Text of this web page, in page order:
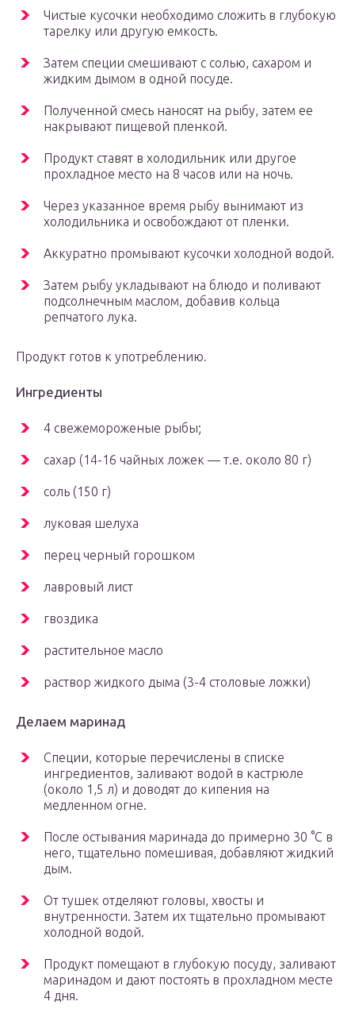
Чистые кусочки необходимо сложить в глубокую
тарелку или другую емкость.
Затем специи смешивают с солью, сахаром и
жидким дымом в одной посуде.
Полученной смесь наносят на рыбу, затем ее
накрывают пищевой пленкой.
Продукт ставят в холодильник или другое
прохладное место на 8 часов или на ночь.
Через указанное время рыбу вынимают из
холодильника и освобождают от пленки.
Аккуратно промывают кусочки холодной водой.
Затем рыбу укладывают на блюдо и поливают
подсолнечным маслом, добавив кольца
репчатого лука.
Продукт готов к употреблению.
Ингредиенты
4 свежемороженые рыбы;
сахар (14-16 чайных ложек — т.е. около 80 г)
соль (150 г)
луковая шелуха
перец черный горошком
лавровый лист
гвоздика
растительное масло
раствор жидкого дыма (3-4 столовые ложки)
Делаем маринад
Специи, которые перечислены в списке
ингредиентов, заливают водой в кастрюле
(около 1,5 л) и доводят до кипения на
медленном огне.
После остывания маринада до примерно 30 °C в
него, тщательно помешивая, добавляют жидкий
дым.
От тушек отделяют головы, хвосты и
внутренности. Затем их тщательно промывают
холодной водой.
Продукт помещают в глубокую посуду, заливают
маринадом и дают постоять в прохладном месте
4 дня.